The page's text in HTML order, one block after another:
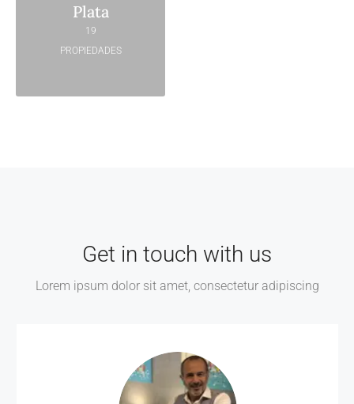
Plata
19
PROPIEDADES
Get in touch with us
Lorem ipsum dolor sit amet, consectetur adipiscing